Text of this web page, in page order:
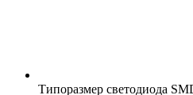
Типоразмер светодиода